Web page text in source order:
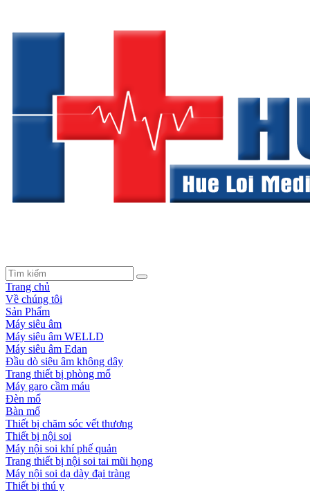
Trang chủ
Về chúng tôi
Sản Phẩm
Máy siêu âm
Máy siêu âm WELLD
Máy siêu âm Edan
Đầu dò siêu âm không dây
Trang thiết bị phòng mổ
Máy garo cầm máu
Đèn mổ
Bàn mổ
Thiết bị chăm sóc vết thương
Thiết bị nội soi
Máy nội soi khí phế quản
Trang thiết bị nội soi tai mũi họng
Máy nội soi dạ dày đại tràng
Thiết bị thú y